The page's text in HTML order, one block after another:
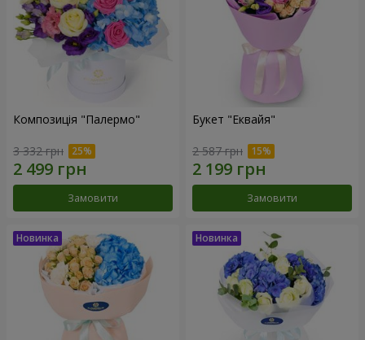
Композиція "Палермо"
3 332 грн
Замовити
Букет "Еквайя"
2 587 грн
Замовити